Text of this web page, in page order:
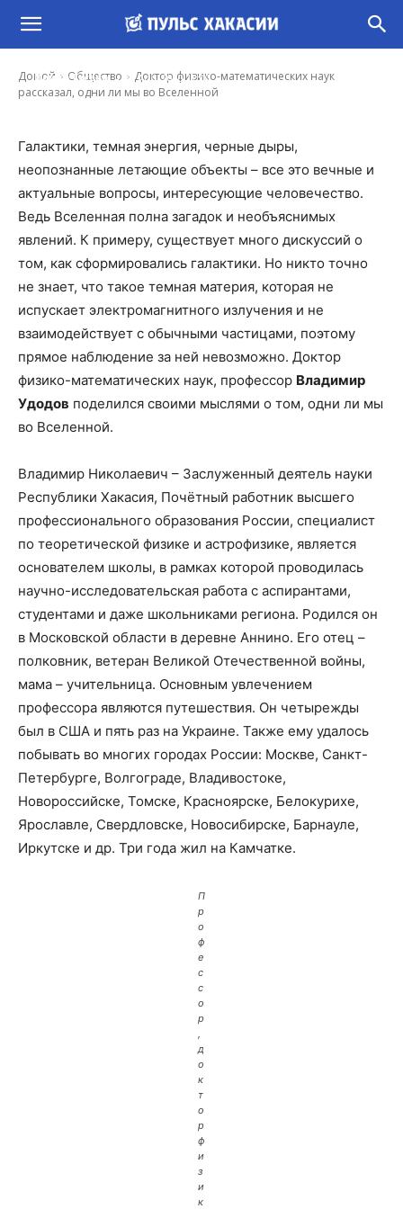
Домой Общество
Доктор физико-математических наук
рассказал, одни ли мы во Вселенной
Доктор физико-математических наук
рассказал, одни ли мы во Вселенной
Ирина Гусева - 26 Апр, 2020 12:00
Галактики, темная энергия, черные дыры,
неопознанные летающие объекты – все это вечные и
актуальные вопросы, интересующие человечество.
Ведь Вселенная полна загадок и необъяснимых
явлений. К примеру, существует много дискуссий о
том, как сформировались галактики. Но никто точно
не знает, что такое темная материя, которая не
испускает электромагнитного излучения и не
взаимодействует с обычными частицами, поэтому
прямое наблюдение за ней невозможно. Доктор
физико-математических наук, профессор Владимир
Удодов поделился своими мыслями о том, одни ли мы
во Вселенной.
Владимир Николаевич – Заслуженный деятель науки
Республики Хакасия, Почётный работник высшего
профессионального образования России, специалист
по теоретической физике и астрофизике, является
основателем школы, в рамках которой проводилась
научно-исследовательская работа с аспирантами,
студентами и даже школьниками региона. Родился он
в Московской области в деревне Аннино. Его отец –
полковник, ветеран Великой Отечественной войны,
мама – учительница. Основным увлечением
профессора являются путешествия. Он четырежды
был в США и пять раз на Украине. Также ему удалось
побывать во многих городах России: Москве, Санкт-
Петербурге, Волгограде, Владивостоке,
Новороссийске, Томске, Красноярске, Белокурихе,
Ярославле, Свердловске, Новосибирске, Барнауле,
Иркутске и др. Три года жил на Камчатке.
П
р
о
ф
е
с
с
о
р
,
д
о
к
т
о
р
ф
и
з
и
к